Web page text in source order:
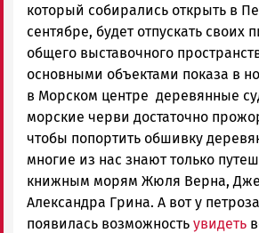
который собирались открыть в
сентябре, будет отпускать своих
общего выставочного
основными объектами показа в
в Морском центре деревянные
морские черви достаточно
чтобы попортить обшивку
многие из нас знают только
книжным морям Жюля Верна,
Александра Грина. А вот у
появилась возможность увидеть